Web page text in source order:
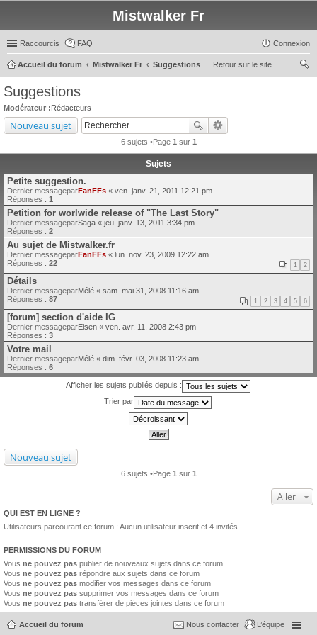
Mistwalker Fr
Raccourcis FAQ Connexion
Retour sur le site
Accueil du forum Mistwalker Fr
Suggestions
Suggestions
Modérateur :Rédacteurs
Nouveau sujet
6 sujets •Page 1 sur 1
Sujets
Petite suggestion.
Dernier messageparFanFFs « ven. janv. 21, 2011 12:21 pm
Réponses : 1
Petition for worlwide release of "The Last Story"
Dernier messageparSaga « jeu. janv. 13, 2011 3:34 pm
Réponses : 2
Au sujet de Mistwalker.fr
Dernier messageparFanFFs « lun. nov. 23, 2009 12:22 am
Réponses : 22 1 2
Détails
Dernier messageparMélé « sam. mai 31, 2008 11:16 am
Réponses : 87 1 2 3 4 5 6
[forum] section d'aide IG
Dernier messageparEisen « ven. avr. 11, 2008 2:43 pm
Réponses : 3
Votre mail
Dernier messageparMélé « dim. févr. 03, 2008 11:23 am
Réponses : 6
Afficher les sujets publiés depuis :
Trier par
Nouveau sujet
6 sujets •Page 1 sur 1
Aller
QUI EST EN LIGNE ?
Utilisateurs parcourant ce forum : Aucun utilisateur inscrit et 4 invités
PERMISSIONS DU FORUM
Vous ne pouvez pas publier de nouveaux sujets dans ce forum
Vous ne pouvez pas répondre aux sujets dans ce forum
Vous ne pouvez pas modifier vos messages dans ce forum
Vous ne pouvez pas supprimer vos messages dans ce forum
Vous ne pouvez pas transférer de pièces jointes dans ce forum
Accueil du forum L’équipe
Nous contacter